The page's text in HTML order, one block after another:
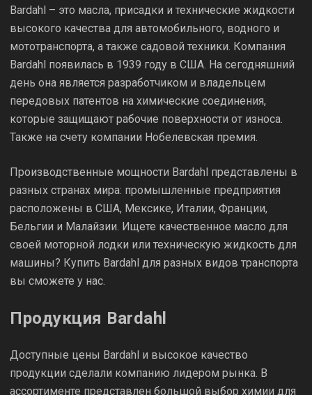
Bardahl – это масла, присадки и технические жидкости
высокого качества для автомобильного, водного и
мототранспорта, а также садовой техники. Компания
Bardahl появилась в 1939 году в США. На сегодняшний
день она является разработчиком и владельцем
передовых патентов на химические соединения,
которые защищают рабочие поверхности от износа.
Также на счету компании Нобелевская премия.
Производственные мощности Bardahl представлены в
разных странах мира: промышленные предприятия
расположены в США, Мексике, Италии, Франции,
Бельгии и Малайзии. Ищете качественное масло для
своей моторной лодки или техническую жидкость для
машины? Купить Bardahl для разных видов транспорта
вы сможете у нас.
Продукция Bardahl
Доступные цены Bardahl и высокое качество
продукции сделали компанию лидером рынка. В
ассортименте представлен большой выбор химии для